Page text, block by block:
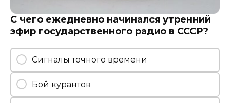
С чего ежедневно начинался утренний
эфир государственного радио в СССР?
Сигналы точного времени
Бой курантов